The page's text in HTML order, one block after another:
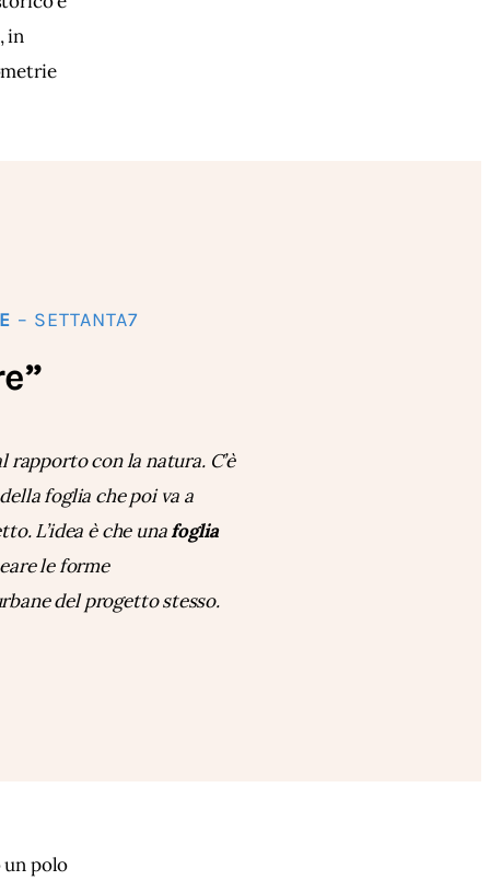
in
– SETTANTA7
rapporto con la natura. C’è
foglia che poi va a
L’idea è che unafoglia
le forme
del progetto stesso.
un polo